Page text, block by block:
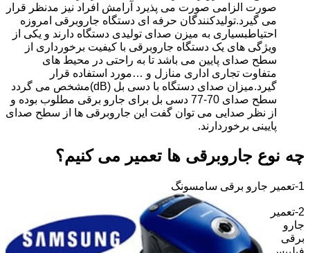
صورت الزامی صورت می پذیرد آرامش افراد نیز مدنظر قرار
می گیرد.تولیدکنندگان حرفه ای دستگاه جاروبرقی امروزه
احتیاطبسیاری به میزن صدای تولیدی دستگاه دارند و یکی از
ویژگی های یک دستگاه جاروبرقی با کیفیت برخورداری از
سطح صدای پایین می باشد تا به راحتی در محیط های
متفاوت تجاری اداری منازل و …مورد استفاده قرار
گیرد.میزان صدای دستگاه با دسی بل (dB)مشخص می گردد
سطح صدای 70-77 دسی بل برای جارو برقی مطلوب بوده و
از نظر صدایی می توان گفت این جاروبرقی ها از سطح صدای
پایینی برخوردارند.
چه نوع جاروبرقی ها تعمیر می کنیم؟
1-تعمیر جارو برقی سامسونگ
2-تعمیر
جارو
برقی